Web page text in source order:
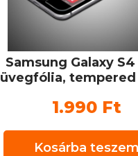
Samsung Galaxy
üvegfólia, tempered
1.990 Ft
Kosárba teszem